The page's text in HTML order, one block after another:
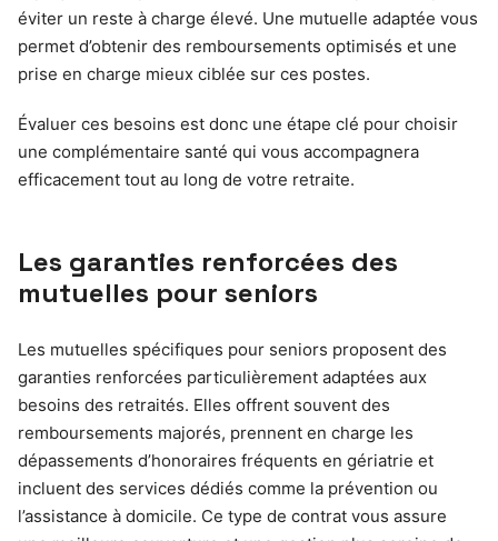
éviter un reste à charge élevé. Une mutuelle adaptée vous
permet d’obtenir des remboursements optimisés et une
prise en charge mieux ciblée sur ces postes.
Évaluer ces besoins est donc une étape clé pour choisir
une complémentaire santé qui vous accompagnera
efficacement tout au long de votre retraite.
Les garanties renforcées des
mutuelles pour seniors
Les mutuelles spécifiques pour seniors proposent des
garanties renforcées particulièrement adaptées aux
besoins des retraités. Elles offrent souvent des
remboursements majorés, prennent en charge les
dépassements d’honoraires fréquents en gériatrie et
incluent des services dédiés comme la prévention ou
l’assistance à domicile. Ce type de contrat vous assure